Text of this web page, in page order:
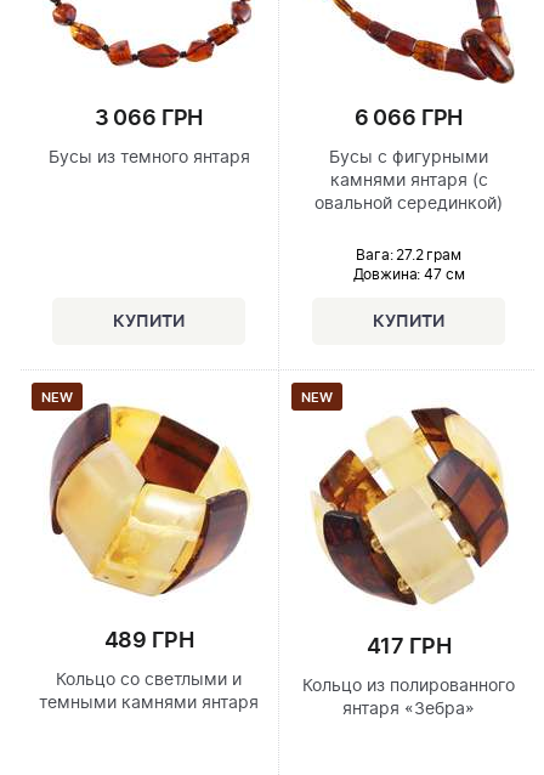
3 066 ГРН
Бусы из темного янтаря
6 066 ГРН
Бусы с фигурными
камнями янтаря (с
овальной серединкой)
Вага: 27.2 грам
Довжина: 47 см
NEW
489 ГРН
Кольцо со светлыми и
темными камнями янтаря
NEW
417 ГРН
Кольцо из полированного
янтаря «Зебра»